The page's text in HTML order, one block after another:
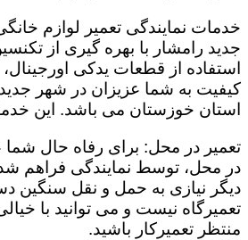
خدمات نمایندگی تعمیر لوازم
جدید رامشار با بهره گیری از
استفاده از قطعات یدکی اورجینال،
کیفیت به شما عزیزان در شهر
استان خوزستان می باشد. این
تعمیر در محل: برای رفاه حال شما
در محل، توسط نمایندگی فراهم
دیگر نیازی به حمل و نقل سنگین
تعمیرگاه نیست و می توانید با
منتظر تعمیرکار باشید.